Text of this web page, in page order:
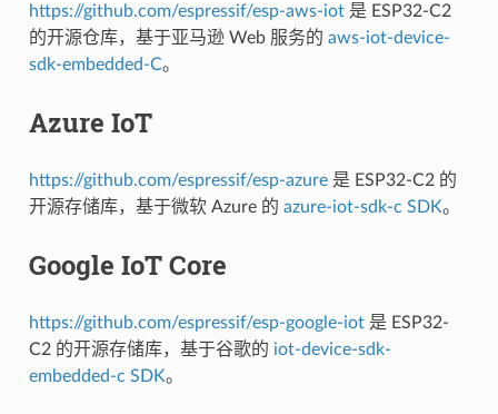
https://github.com/espressif/esp-aws-iot是 ESP32-C2
的开源仓库，基于亚马逊 Web 服务的 aws-iot-device-
sdk-embedded-C。
Azure IoT
https://github.com/espressif/esp-azure是 ESP32-C2 的
开源存储库，基于微软 Azure 的 azure-iot-sdk-c SDK。
Google IoT Core
https://github.com/espressif/esp-google-iot是 ESP32-
C2 的开源存储库，基于谷歌的 iot-device-sdk-
embedded-c SDK。